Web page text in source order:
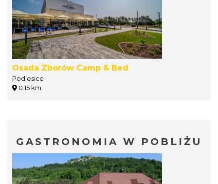
Osada Zborów Camp & Bed
Podlesice
0.15 km
GASTRONOMIA W POBLIŻU